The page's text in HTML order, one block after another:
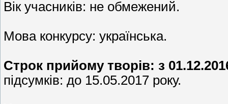
Вік учасників: не обмежений.
Мова конкурсу: українська.
Строк прийому творів: з
підсумків: до 15.05.2017 року.